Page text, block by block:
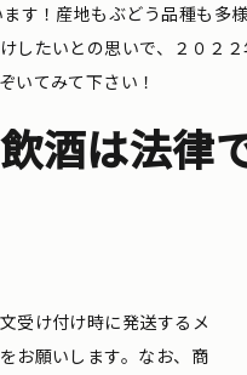
す！産地もぶどう品種も多様
たいとの思いで、２０２
いてみて下さい！
酒は法律
受け付け時に発送するメ
お願いします。なお、商